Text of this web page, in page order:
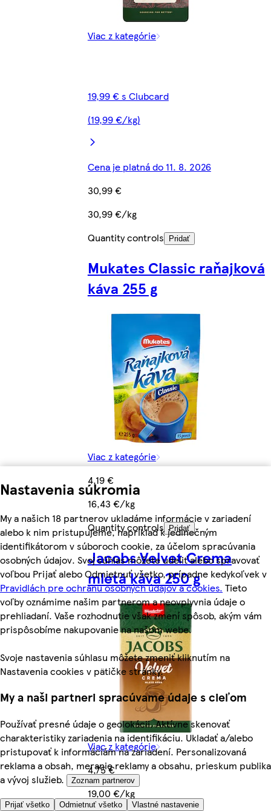
Nastavenia súkromia
My a našich 18 partnerov ukladáme informácie v zariadení
alebo k nim pristupujeme, napríklad k jedinečným
identifikátorom v súboroch cookie, za účelom spracúvania
osobných údajov. Svoj súhlas môžete udeliť alebo spravovať
voľbou Prijať alebo Odmietnuť všetko, prípadne kedykoľvek v
Pravidlách pre ochranu osobných údajov a cookies. Tieto
voľby oznámime našim partnerom a neovplyvnia údaje o
prehliadaní. Vaše rozhodnutie však zmení spôsob, akým vám
prispôsobíme nakupovanie na našom webe.
Svoje nastavenia súhlasu môžete zmeniť kliknutím na
Nastavenia cookies v pätičke stránky.
My a naši partneri spracúvame údaje s cieľom
Používať presné údaje o geolokácii. Aktívne skenovať
charakteristiky zariadenia na identifikáciu. Ukladať a/alebo
pristupovať k informáciám na zariadení. Personalizovaná
reklama a obsah, meranie reklamy a obsahu, prieskum publika
a vývoj služieb.
Zoznam partnerov
Prijať všetko Odmietnuť všetko Vlastné nastavenie
Viac z kategórie
19,99 € s Clubcard
(19,99 €/kg)
Cena je platná do 11. 8. 2026
30,99 €
30,99 €/kg
Quantity controls
Pridať
Mukates Classic raňajková
káva 255 g
Viac z kategórie
4,19 €
16,43 €/kg
Quantity controls Pridať
Jacobs Velvet Crema
mletá káva 250 g
Viac z kategórie
4,75 €
19,00 €/kg